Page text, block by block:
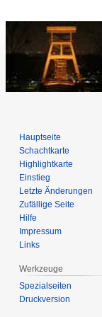
Hauptseite
Schachtkarte
Highlightkarte
Einstieg
Letzte Änderungen
Zufällige Seite
Hilfe
Impressum
Links
Werkzeuge
Spezialseiten
Druckversion